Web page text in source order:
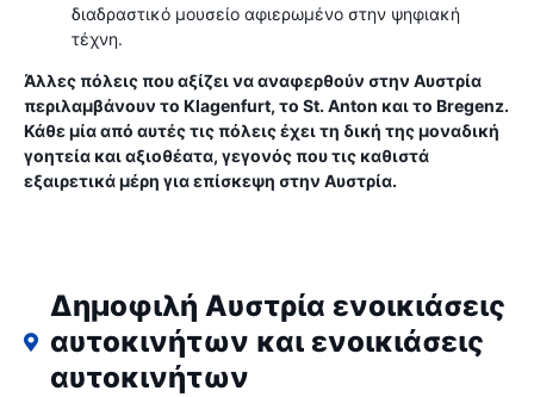
διαδραστικό μουσείο αφιερωμένο στην ψηφιακή
τέχνη.
Άλλες πόλεις που αξίζει να αναφερθούν στην Αυστρία
περιλαμβάνουν το Klagenfurt, το St. Anton και το Bregenz.
Κάθε μία από αυτές τις πόλεις έχει τη δική της μοναδική
γοητεία και αξιοθέατα, γεγονός που τις καθιστά
εξαιρετικά μέρη για επίσκεψη στην Αυστρία.
Δημοφιλή Αυστρία ενοικιάσεις
αυτοκινήτων και ενοικιάσεις
αυτοκινήτων